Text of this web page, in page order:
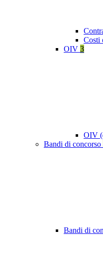
Costi
OIV 3
OIV
Bandi di concorso
Bandi di